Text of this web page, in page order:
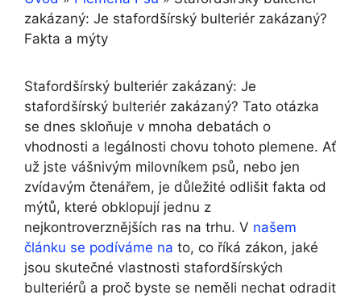
zakázaný: Je stafordšírský bulteriér zakázaný?
Fakta a mýty
Stafordšírský bulteriér zakázaný: Je
stafordšírský bulteriér zakázaný? Tato otázka
se dnes skloňuje v mnoha debatách o
vhodnosti a legálnosti chovu tohoto plemene. Ať
už jste vášnivým milovníkem psů, nebo jen
zvídavým čtenářem, je důležité odlišit fakta od
mýtů, které obklopují jednu z
nejkontroverznějších ras na trhu. V našem
článku se podíváme na to, co říká zákon, jaké
jsou skutečné vlastnosti stafordšírských
bulteriérů a proč byste se neměli nechat odradit